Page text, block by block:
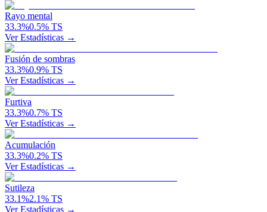
Rayo mental
33.3%0.5% TS
Ver Estadísticas →
Fusión de sombras
33.3%0.9% TS
Ver Estadísticas →
Furtiva
33.3%0.7% TS
Ver Estadísticas →
Acumulación
33.3%0.2% TS
Ver Estadísticas →
Sutileza
33.1%2.1% TS
Ver Estadísticas →